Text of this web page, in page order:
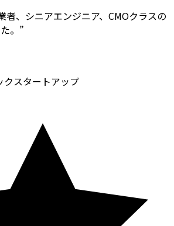
者、シニアエンジニア、CMOクラスの
。 ”
クスタートアップ